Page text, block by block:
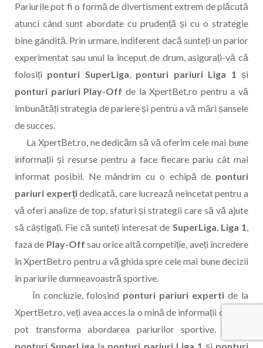
Pariurile pot fi o formă de divertisment extrem de plăcută
atunci când sunt abordate cu prudență și cu o strategie
bine gândită. Prin urmare, indiferent dacă sunteți un parior
experimentat sau unul la început de drum, asigurați-vă că
folosiți ponturi SuperLiga, ponturi pariuri Liga 1 și
ponturi pariuri Play-Off de la XpertBet.ro pentru a vă
îmbunătăți strategia de pariere și pentru a vă mări șansele
de succes.
La XpertBet.ro, ne dedicăm să vă oferim cele mai bune
informații și resurse pentru a face fiecare pariu cât mai
informat posibil. Ne mândrim cu o echipă de ponturi
pariuri experțidedicată, care lucrează neîncetat pentru a
vă oferi analize de top, sfaturi și strategii care să vă ajute
să câștigați. Fie că sunteți interesat de SuperLiga, Liga 1,
faza de Play-Off sau orice altă competiție, aveți încredere
în XpertBet.ro pentru a vă ghida spre cele mai bune decizii
în pariurile dumneavoastră sportive.
În concluzie, folosind ponturi pariuri experti de la
XpertBet.ro, veți avea acces la o mină de informații care vă
pot transforma abordarea pariurilor sportive. De la